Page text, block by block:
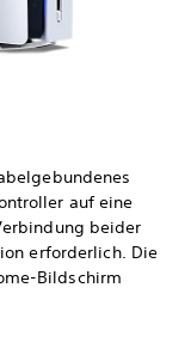
auf eine
beider
erforderlich. Die
Bildschirm